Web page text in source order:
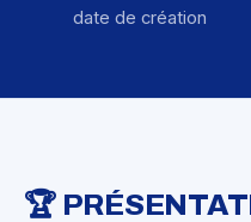
date de création
🏆